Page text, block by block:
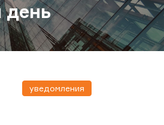
день
уведомления